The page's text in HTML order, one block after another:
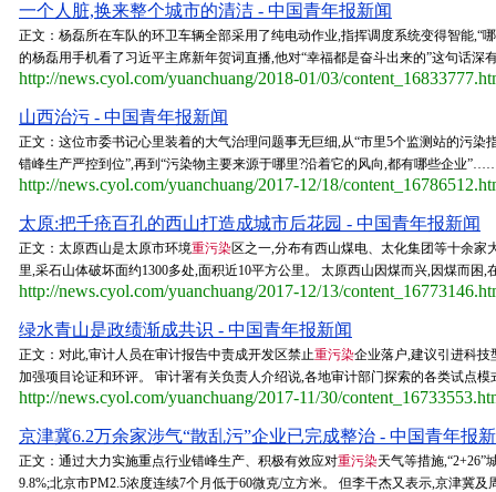
一个人脏,换来整个城市的清洁 - 中国青年报新闻
正文：杨磊所在车队的环卫车辆全部采用了纯电动作业,指挥调度系统变得智能,“
的杨磊用手机看了习近平主席新年贺词直播,他对“幸福都是奋斗出来的”这句话
http://news.cyol.com/yuanchuang/2018-01/03/
山西治污 - 中国青年报新闻
正文：这位市委书记心里装着的大气治理问题事无巨细,从“市里5个监测站的污染
错峰生产严控到位”,再到“污染物主要来源于哪里?沿着它的风向,都有哪些企业
http://news.cyol.com/yuanchuang/2017-12/18/
太原:把千疮百孔的西山打造成城市后花园 - 中国青年报新闻
正文：太原西山是太原市环境重污染区之一,分布有西山煤电、太化集团等十余家
里,采石山体破坏面约1300多处,面积近10平方公里。 太原西山因煤而兴,因煤而
http://news.cyol.com/yuanchuang/2017-12/13/
绿水青山是政绩渐成共识 - 中国青年报新闻
正文：对此,审计人员在审计报告中责成开发区禁止重污染企业落户,建议引进科技
加强项目论证和环评。 审计署有关负责人介绍说,各地审计部门探索的各类试点
http://news.cyol.com/yuanchuang/2017-11/30/
京津冀6.2万余家涉气“散乱污”企业已完成整治 - 中国青年报
正文：通过大力实施重点行业错峰生产、积极有效应对重污染天气等措施,“2+26”
9.8%;北京市PM2.5浓度连续7个月低于60微克/立方米。 但李干杰又表示,京津冀